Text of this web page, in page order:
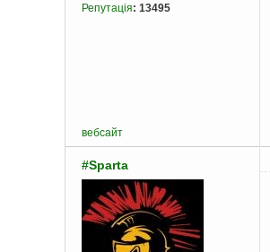
Репутація: 13495
вебсайт
#Sparta